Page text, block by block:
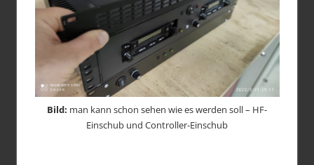
Bild: man kann schon sehen wie es werden soll – HF-
Einschub und Controller-Einschub